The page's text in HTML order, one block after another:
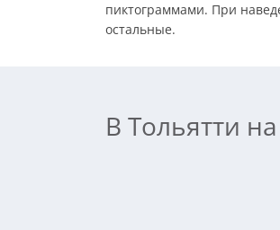
пиктограммами. При
остальные.
В Тольятти